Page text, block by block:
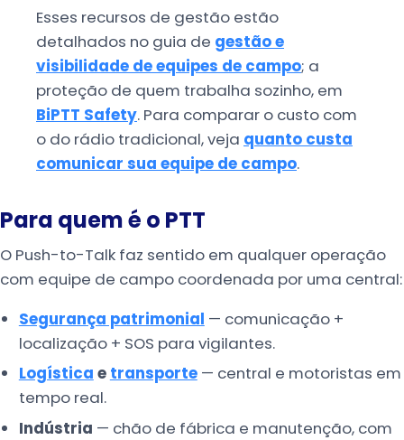
Esses recursos de gestão estão
detalhados no guia de gestão e
visibilidade de equipes de campo; a
proteção de quem trabalha sozinho, em
BiPTT Safety. Para comparar o custo com
o do rádio tradicional, veja quanto custa
comunicar sua equipe de campo.
Para quem é o PTT
O Push-to-Talk faz sentido em qualquer operação
com equipe de campo coordenada por uma central:
Segurança patrimonial — comunicação +
localização + SOS para vigilantes.
Logística e transporte— central e motoristas em
tempo real.
Indústria — chão de fábrica e manutenção, com